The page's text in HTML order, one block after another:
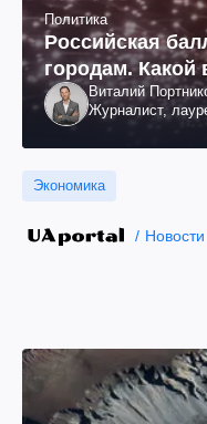
Политика
Российская
городам. Какой
Виталий
Журналист,
Экономика
Новости